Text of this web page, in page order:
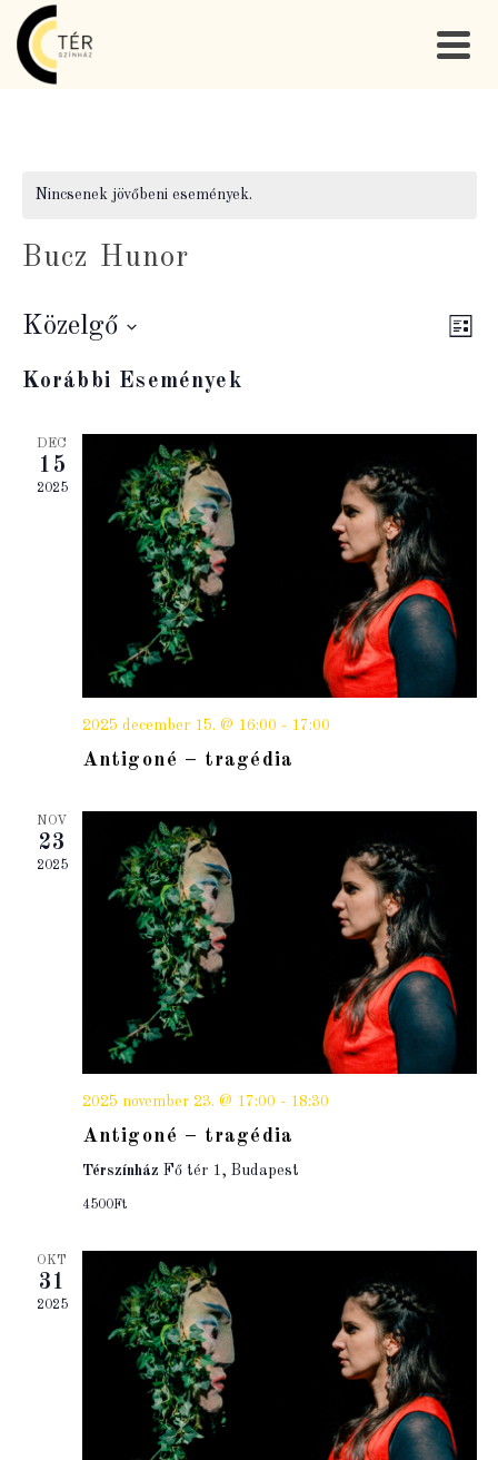
Nincsenek jövőbeni események.
Bucz Hunor
Lista
Közelgő
kiválasztása.
Korábbi Események
DEC
15
2025
2025 december 15. @ 16:00 - 17:00
Antigoné – tragédia
NOV
23
2025
2025 november 23. @ 17:00 - 18:30
Antigoné – tragédia
Térszínház Fő tér 1, Budapest
4500Ft
OKT
31
2025